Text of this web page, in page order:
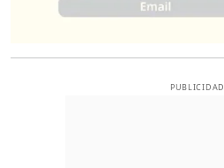
PUBLICIDAD